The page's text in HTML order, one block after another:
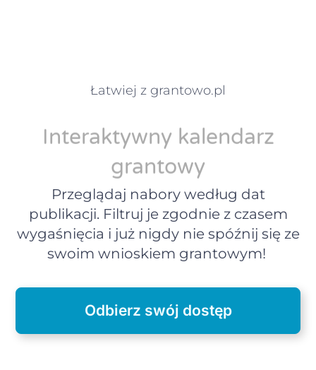
Łatwiej z grantowo.pl
Interaktywny kalendarz
grantowy
Przeglądaj nabory według dat
publikacji. Filtruj je zgodnie z czasem
wygaśnięcia i już nigdy nie spóźnij się ze
swoim wnioskiem grantowym!
Odbierz swój dostęp